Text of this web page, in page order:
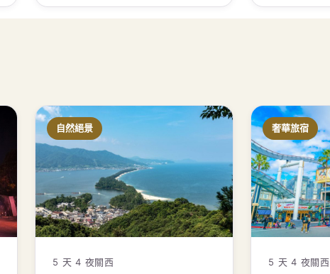
自然絕景
5 天 4 夜關西
奢華旅宿
5 天 4 夜關西